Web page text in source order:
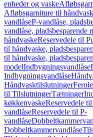
enheder og vaske
Afløbsgarniture til
vandlåseP-vandlåse,
vandlåse, pladsbesparende
håndvaskeReservedele til
til håndvaske,
til håndvaske,
modelIndbygningsvandlåse
Indbygningsvandlåse
Håndvasktilslutninger
til TilslutningerTætninger
køkkenvaskeReservedele
vandlåseReservedele til P-
vandlåse
Dobbeltkammervandlåse